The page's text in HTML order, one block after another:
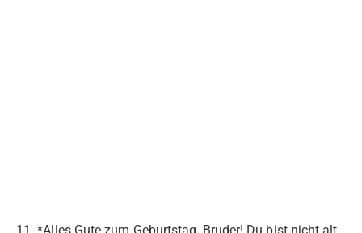
11. *Alles Gute zum Geburtstag, Bruder! Du bist nicht alt